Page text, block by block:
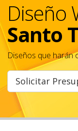
Diseño
Santo
Diseños que harán
Solicitar